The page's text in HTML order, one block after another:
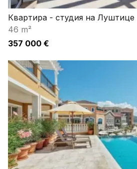
Квартира - студия на Луштице
46 m²
357 000 €